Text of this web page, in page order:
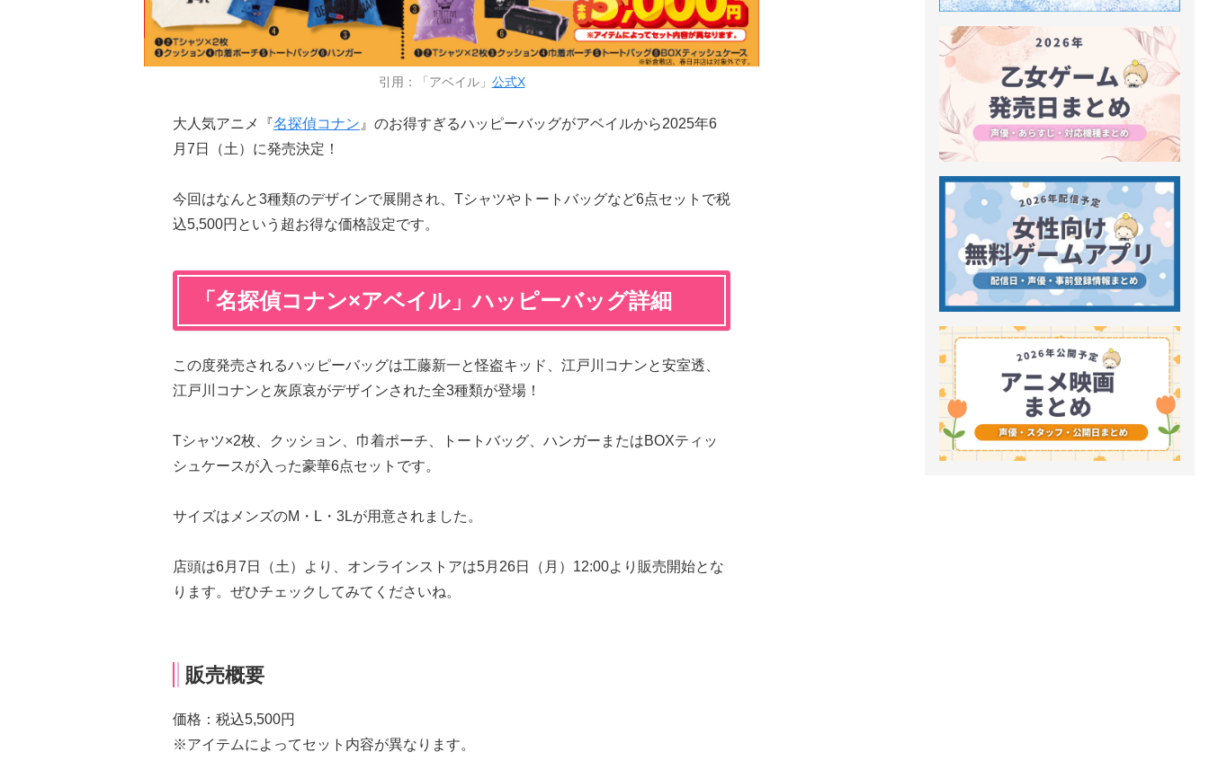
引用：「アベイル」 公式X
大人気アニメ『名探偵コナン 』のお得すぎるハッピーバッグがアベイルから2025年6
月7日（土）に発売決定！
今回はなんと3種類のデザインで展開され、Tシャツやトートバッグなど6点セットで税
込5,500円という超お得な価格設定です。
「名探偵コナン×アベイル」ハッピーバッグ詳細
この度発売されるハッピーバッグは工藤新一と怪盗キッド、江戸川コナンと安室透、
江戸川コナンと灰原哀がデザインされた全3種類が登場！
Tシャツ×2枚、クッション、巾着ポーチ、トートバッグ、ハンガーまたはBOXティッ
シュケースが入った豪華6点セットです。
サイズはメンズのM・L・3Lが用意されました。
店頭は6月7日（土）より、オンラインストアは5月26日（月）12:00より販売開始とな
ります。ぜひチェックしてみてくださいね。
販売概要
価格：税込5,500円
※アイテムによってセット内容が異なります。